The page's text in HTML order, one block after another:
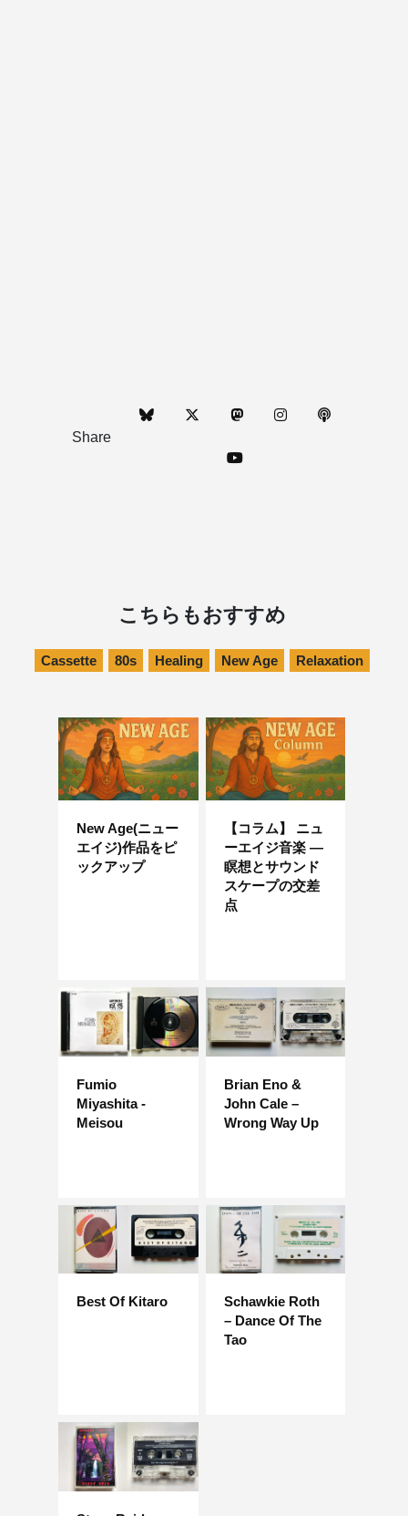
Share
こちらもおすすめ
Cassette 80s Healing New Age Relaxation
New Age(ニュー
エイジ)作品をピ
ックアップ
【コラム】 ニュ
ーエイジ音楽 ―
瞑想とサウンド
スケープの交差
点
Fumio
Miyashita -
Meisou
Brian Eno &
John Cale –
Wrong Way Up
Best Of Kitaro
Schawkie Roth
– Dance Of The
Tao